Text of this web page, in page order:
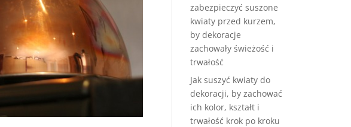
zabezpieczyć suszone
kwiaty przed kurzem,
by dekoracje
zachowały świeżość i
trwałość
Jak suszyć kwiaty do
dekoracji, by zachować
ich kolor, kształt i
trwałość krok po kroku